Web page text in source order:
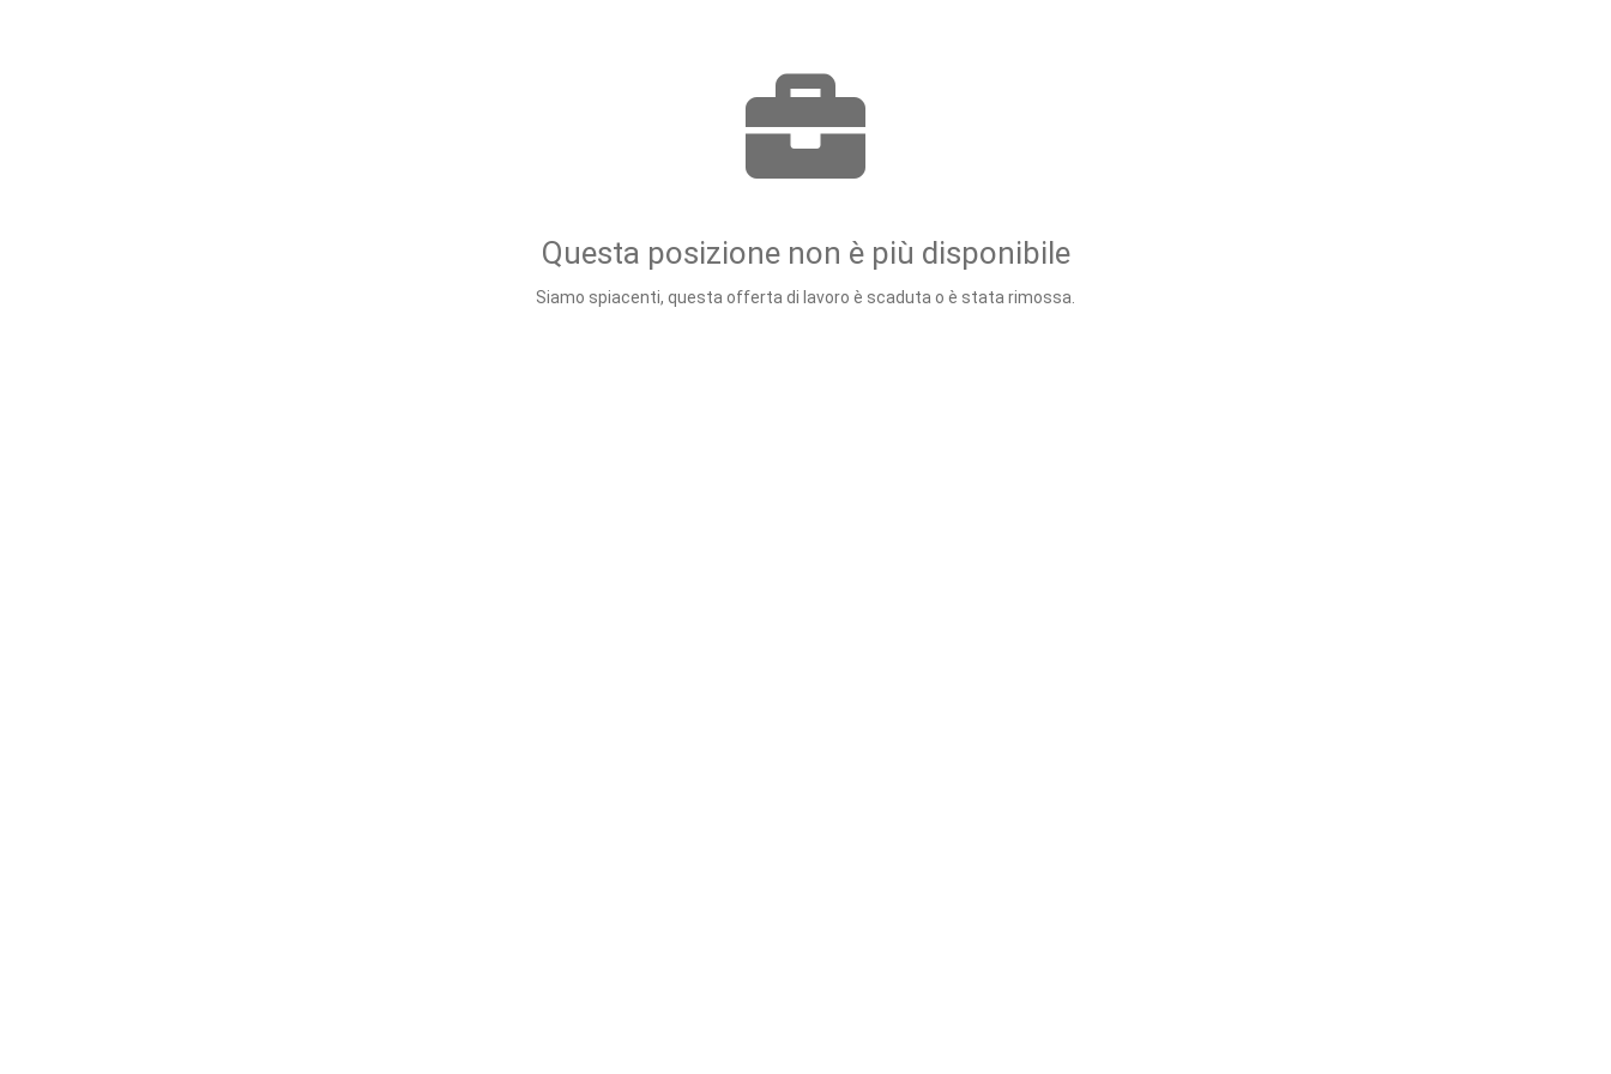
Questa posizione non è più disponibile
Siamo spiacenti, questa offerta di lavoro è scaduta o è stata rimossa.